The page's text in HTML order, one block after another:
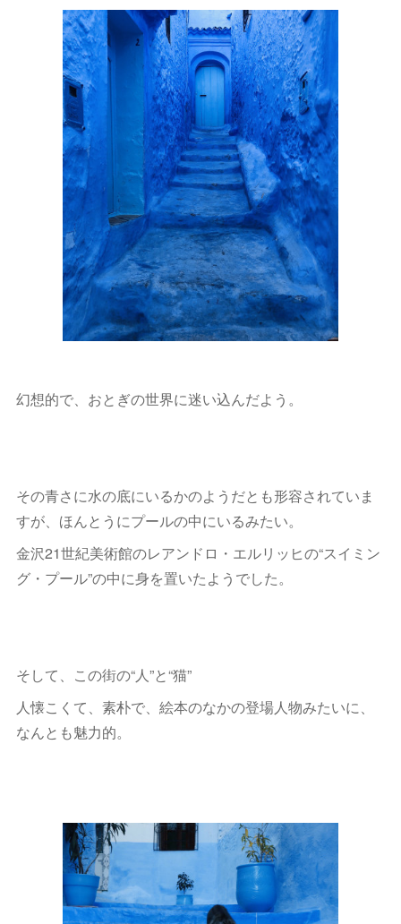
幻想的で、おとぎの世界に迷い込んだよう。
その青さに水の底にいるかのようだとも形容されていま
すが、ほんとうにプールの中にいるみたい。
金沢21世紀美術館のレアンドロ・エルリッヒの“スイミン
グ・プール”の中に身を置いたようでした。
そして、この街の“人”と“猫”
人懐こくて、素朴で、絵本のなかの登場人物みたいに、
なんとも魅力的。